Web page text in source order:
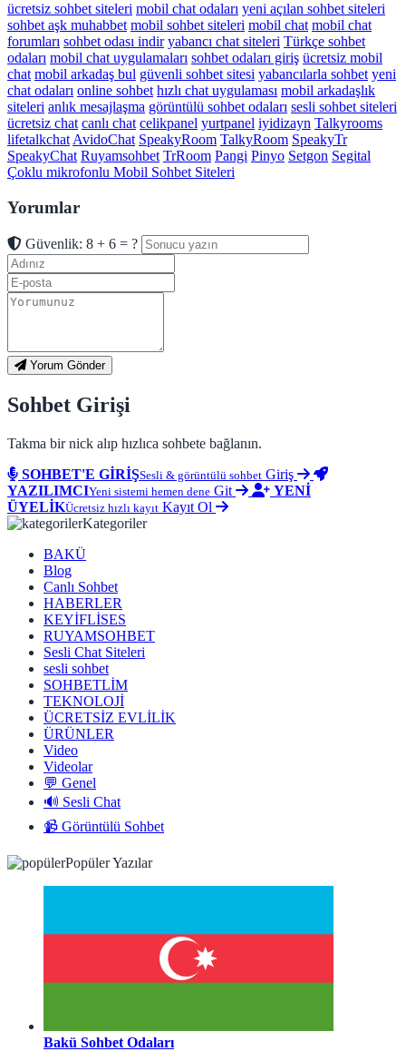
ücretsiz sohbet siteleri mobil chat odaları yeni açılan sohbet siteleri
sohbet aşk muhabbet mobil sohbet siteleri mobil chat mobil chat
forumları sohbet odası indir yabancı chat siteleri Türkçe sohbet
odaları mobil chat uygulamaları sohbet odaları giriş ücretsiz mobil
chat mobil arkadaş bul güvenli sohbet sitesi yabancılarla sohbet yeni
chat odaları online sohbet hızlı chat uygulaması mobil arkadaşlık
siteleri anlık mesajlaşma görüntülü sohbet odaları sesli sohbet siteleri
ücretsiz chat canlı chat celikpanel yurtpanel iyidizayn Talkyrooms
lifetalkchat AvidoChat SpeakyRoom TalkyRoom SpeakyTr
SpeakyChat Ruyamsohbet TrRoom Pangi Pinyo Setgon Segital
Çoklu mikrofonlu Mobil Sohbet Siteleri
Yorumlar
Güvenlik: 8 + 6 = ?
Yorum Gönder
Sohbet Girişi
Takma bir nick alıp hızlıca sohbete bağlanın.
SOHBET'E GİRİŞSesli & görüntülü sohbet Giriş
YAZILIMCIYeni sistemi hemen dene Git
YENİ
ÜYELİKÜcretsiz hızlı kayıt Kayıt Ol
Kategoriler
BAKÜ
Blog
Canlı Sohbet
HABERLER
KEYİFLİSES
RUYAMSOHBET
Sesli Chat Siteleri
sesli sohbet
SOHBETLİM
TEKNOLOJİ
ÜCRETSİZ EVLİLİK
ÜRÜNLER
Video
Videolar
💬 Genel
🔊 Sesli Chat
📹 Görüntülü Sohbet
Popüler Yazılar
Bakü Sohbet Odaları